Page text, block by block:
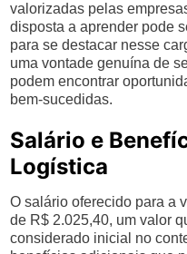
valorizadas pelas
disposta a aprender pode
para se destacar nesse
uma vontade genuína de
podem encontrar
bem-sucedidas.
Salário e
Logística
O salário oferecido para a
de R$ 2.025,40, um valor
considerado inicial no